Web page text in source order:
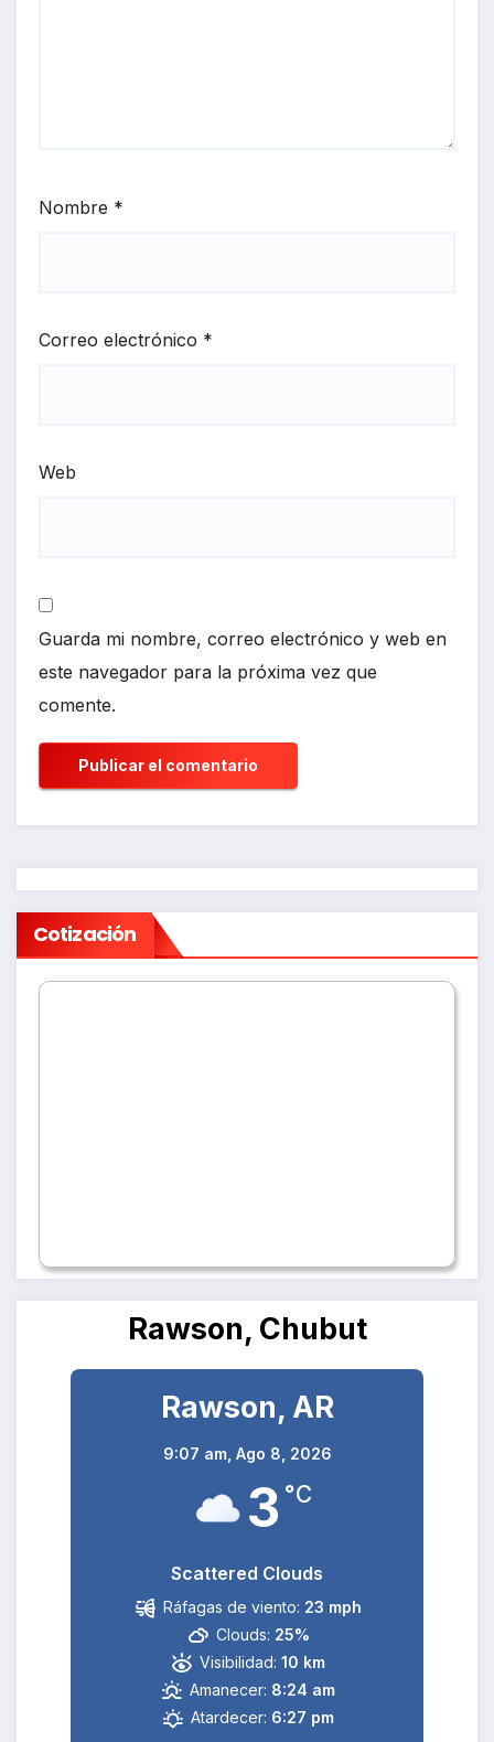
Nombre *
Correo electrónico *
Web
Guarda mi nombre, correo electrónico y web en
este navegador para la próxima vez que
comente.
Cotización
Rawson, Chubut
Rawson, AR
9:07 am, Ago 8, 2026
3 °C
Scattered Clouds
Ráfagas de viento: 23 mph
Clouds: 25%
Visibilidad: 10 km
Amanecer: 8:24 am
Atardecer: 6:27 pm